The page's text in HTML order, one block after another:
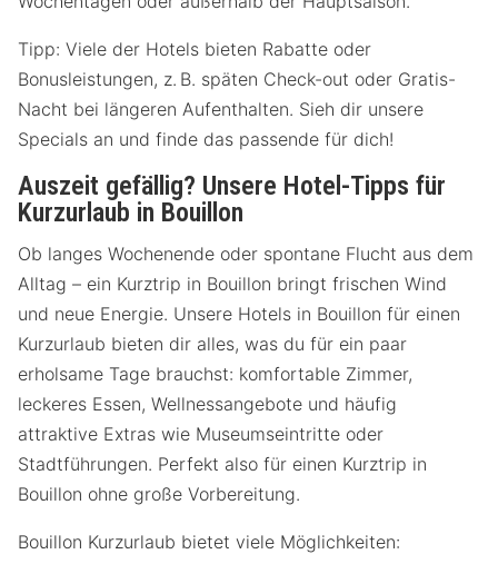
Tipp: Viele der Hotels bieten Rabatte oder
Bonusleistungen, z. B. späten Check-out oder Gratis-
Nacht bei längeren Aufenthalten. Sieh dir unsere
Specials an und finde das passende für dich!
Auszeit gefällig? Unsere Hotel-Tipps für
Kurzurlaub in Bouillon
Ob langes Wochenende oder spontane Flucht aus dem
Alltag – ein Kurztrip in Bouillon bringt frischen Wind
und neue Energie. Unsere Hotels in Bouillon für einen
Kurzurlaub bieten dir alles, was du für ein paar
erholsame Tage brauchst: komfortable Zimmer,
leckeres Essen, Wellnessangebote und häufig
attraktive Extras wie Museumseintritte oder
Stadtführungen. Perfekt also für einen Kurztrip in
Bouillon ohne große Vorbereitung.
Bouillon Kurzurlaub bietet viele Möglichkeiten: